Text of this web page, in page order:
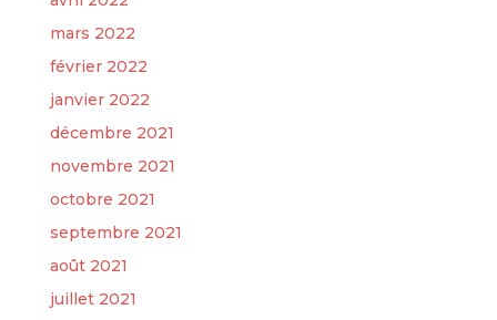
mars 2022
février 2022
janvier 2022
décembre 2021
novembre 2021
octobre 2021
septembre 2021
août 2021
juillet 2021